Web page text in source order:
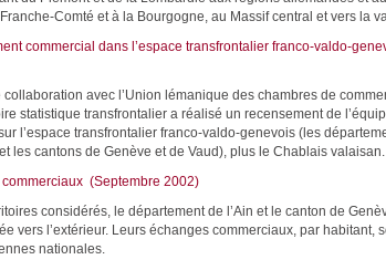
Comté et à la Bourgogne, au Massif central et vers la
commercial dans l’espace transfrontalier franco-valdo-
collaboration avec l’Union lémanique des chambres de
statistique transfrontalier a réalisé un recensement de
l’espace transfrontalier franco-valdo-genevois (les
les cantons de Genève et de Vaud), plus le Chablais valaisan.
(Septembre 2002)
considérés, le département de l’Ain et le canton de
vers l’extérieur. Leurs échanges commerciaux, par habitant,
nationales.